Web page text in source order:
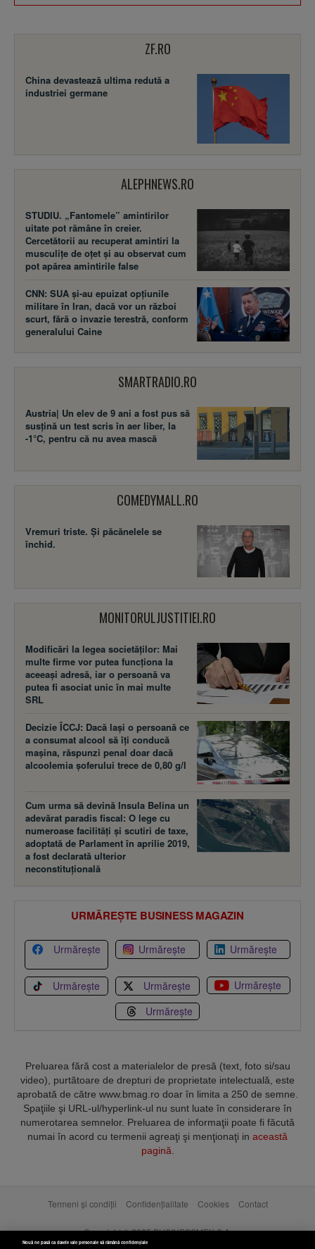
ZF.RO
China devastează ultima redută a
industriei germane
ALEPHNEWS.RO
STUDIU. „Fantomele” amintirilor
uitate pot rămâne în creier.
Cercetătorii au recuperat amintiri la
musculițe de oțet și au observat cum
pot apărea amintirile false
CNN: SUA şi-au epuizat opțiunile
militare în Iran, dacă vor un război
scurt, fără o invazie terestră, conform
generalului Caine
SMARTRADIO.RO
Austria| Un elev de 9 ani a fost pus să
susţină un test scris în aer liber, la
-1°C, pentru că nu avea mască
COMEDYMALL.RO
Vremuri triste. Şi păcănelele se
închid.
MONITORULJUSTITIEI.RO
Modificări la legea societăţilor: Mai
multe firme vor putea funcţiona la
aceeaşi adresă, iar o persoană va
putea fi asociat unic în mai multe
SRL
Decizie ÎCCJ: Dacă laşi o persoană ce
a consumat alcool să îţi conducă
maşina, răspunzi penal doar dacă
alcoolemia şoferului trece de 0,80 g/l
Cum urma să devină Insula Belina un
adevărat paradis fiscal: O lege cu
numeroase facilităţi şi scutiri de taxe,
adoptată de Parlament în aprilie 2019,
a fost declarată ulterior
neconstituţională
URMĂREȘTE BUSINESS MAGAZIN
Urmărește Urmărește Urmărește
Urmărește Urmărește
Urmărește
Urmărește
Preluarea fără cost a materialelor de presă (text, foto si/sau
video), purtătoare de drepturi de proprietate intelectuală, este
aprobată de către www.bmag.ro doar în limita a 250 de semne.
Spaţiile şi URL-ul/hyperlink-ul nu sunt luate în considerare în
numerotarea semnelor. Preluarea de informaţii poate fi făcută
numai în acord cu termenii agreaţi şi menţionaţi in această
pagină
Termeni și condiții Confidențialitate Cookies Contact
Copyright © 2025 BUSINESSMEX S.A.
Nouă ne pasă ca datele tale personale să rămână confidențiale